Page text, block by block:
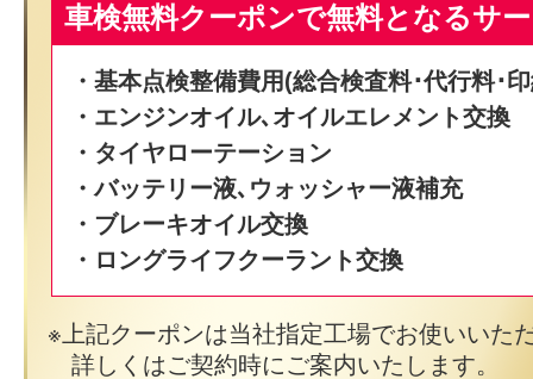
車検無料クーポンで無料となるサ
・基本点検整備費用(総合検査料･代行料･
・エンジンオイル､オイルエレメント交換
・タイヤローテーション
・バッテリー液､ウォッシャー液補充
・ブレーキオイル交換
・ロングライフクーラント交換
上記クーポンは当社指定工場でお使いいた
詳しくはご契約時にご案内いたします。